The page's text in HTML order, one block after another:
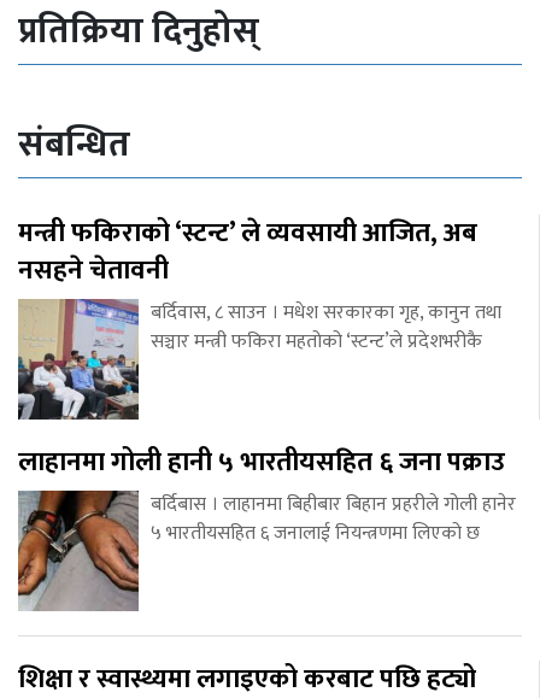
प्रतिक्रिया दिनुहोस्
संबन्धित
मन्त्री फकिराको ‘स्टन्ट’ ले व्यवसायी आजित, अब
नसहने चेतावनी
बर्दिवास, ८ साउन । मधेश सरकारका गृह, कानुन तथा
सञ्चार मन्त्री फकिरा महतोको ‘स्टन्ट’ले प्रदेशभरीकै
लाहानमा गोली हानी ५ भारतीयसहित ६ जना पक्राउ
बर्दिबास । लाहानमा बिहीबार बिहान प्रहरीले गोली हानेर
५ भारतीयसहित ६ जनालाई नियन्त्रणमा लिएको छ
शिक्षा र स्वास्थ्यमा लगाइएको करबाट पछि हट्यो